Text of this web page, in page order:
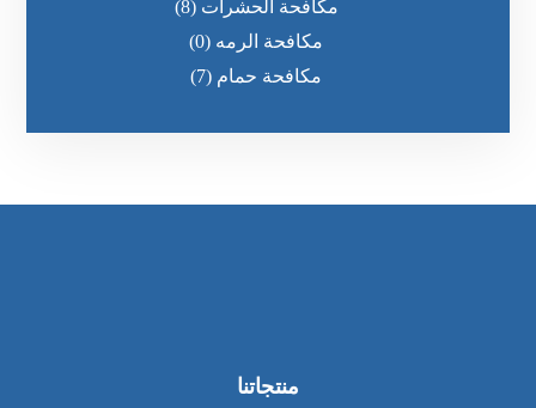
مكافحة الحشرات (8)
مكافحة الرمه (0)
مكافحة حمام (7)
منتجاتنا